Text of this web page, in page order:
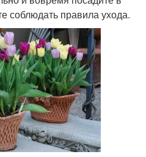
соблюдать правила ухода.